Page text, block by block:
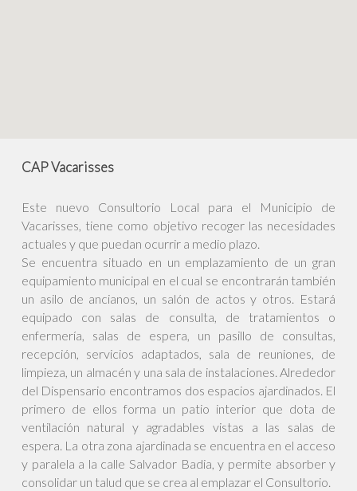
CAP Vacarisses
Este nuevo Consultorio Local para el Municipio de
Vacarisses, tiene como objetivo recoger las necesidades
actuales y que puedan ocurrir a medio plazo.
Se encuentra situado en un emplazamiento de un gran
equipamiento municipal en el cual se encontrarán también
un asilo de ancianos, un salón de actos y otros. Estará
equipado con salas de consulta, de tratamientos o
enfermería, salas de espera, un pasillo de consultas,
recepción, servicios adaptados, sala de reuniones, de
limpieza, un almacén y una sala de instalaciones. Alrededor
del Dispensario encontramos dos espacios ajardinados. El
primero de ellos forma un patio interior que dota de
ventilación natural y agradables vistas a las salas de
espera. La otra zona ajardinada se encuentra en el acceso
y paralela a la calle Salvador Badia, y permite absorber y
consolidar un talud que se crea al emplazar el Consultorio.